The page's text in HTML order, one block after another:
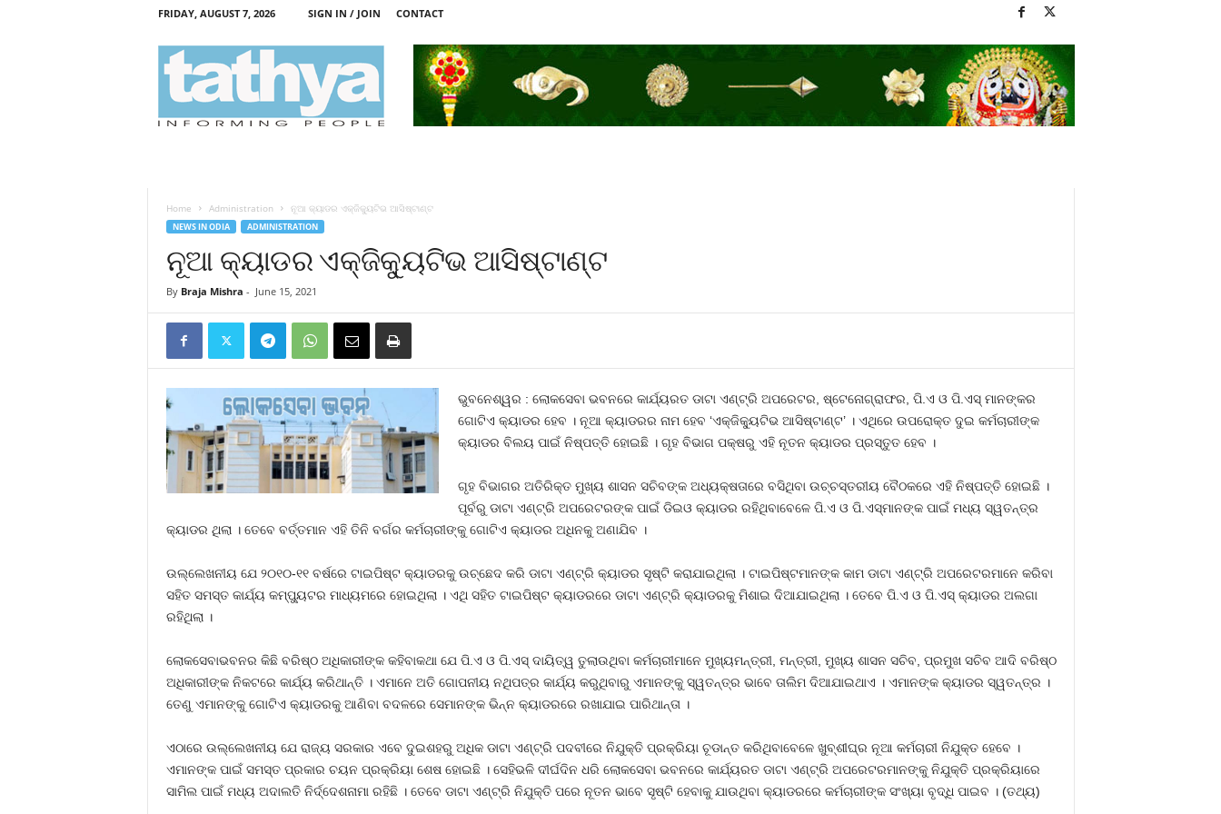
FRIDAY, AUGUST 7, 2026 SIGN IN / JOIN CONTACT
Home Administration ନୂଆ କ୍ୟାଡର ଏକ୍‍ଜିକ୍ୟୁଟିଭ ଆସିଷ୍ଟାଣ୍ଟ
NEWS IN ODIA ADMINISTRATION
ନୂଆ କ୍ୟାଡର ଏକ୍‍ଜିକ୍ୟୁଟିଭ ଆସିଷ୍ଟାଣ୍ଟ
By Braja Mishra - June 15, 2021
ଭୁବନେଶ୍ୱର : ଲୋକସେବା ଭବନରେ କାର୍ଯ୍ୟରତ ଡାଟା ଏଣ୍ଟ୍ରି ଅପରେଟର, ଷ୍ଟେନୋଗ୍ରାଫର, ପି.ଏ ଓ ପି.ଏସ୍‍ ମାନଙ୍କର
ଗୋଟିଏ କ୍ୟାଡର ହେବ । ନୂଆ କ୍ୟାଡରର ନାମ ହେବ ‘ଏକ୍‍ଜିକ୍ୟୁଟିଭ ଆସିଷ୍ଟାଣ୍ଟ’ । ଏଥିରେ ଉପରୋକ୍ତ ଦୁଇ କର୍ମଚାରୀଙ୍କ
କ୍ୟାଡର ବିଲୟ ପାଇଁ ନିଷ୍ପତ୍ତି ହୋଇଛି । ଗୃହ ବିଭାଗ ପକ୍ଷରୁ ଏହି ନୂତନ କ୍ୟାଡର ପ୍ରସ୍ତୁତ ହେବ ।
ଗୃହ ବିଭାଗର ଅତିରିକ୍ତ ମୁଖ୍ୟ ଶାସନ ସଚିବଙ୍କ ଅଧ୍ୟକ୍ଷତାରେ ବସିଥିବା ଉଚ୍ଚସ୍ତରୀୟ ବୈଠକରେ ଏହି ନିଷ୍ପତ୍ତି ହୋଇଛି ।
ପୂର୍ବରୁ ଡାଟା ଏଣ୍ଟ୍ରି ଅପରେଟରଙ୍କ ପାଇଁ ଡିଇଓ କ୍ୟାଡର ରହିଥିବାବେଳେ ପି.ଏ ଓ ପି.ଏସ୍‍ମାନଙ୍କ ପାଇଁ ମଧ୍ୟ ସ୍ୱତନ୍ତ୍ର
କ୍ୟାଡର ଥିଲା । ତେବେ ବର୍ତ୍ତମାନ ଏହି ତିନି ବର୍ଗର କର୍ମଚାରୀଙ୍କୁ ଗୋଟିଏ କ୍ୟାଡର ଅଧିନକୁ ଅଣାଯିବ ।
ଉଲ୍ଲେଖନୀୟ ଯେ ୨୦୧୦-୧୧ ବର୍ଷରେ ଟାଇପିଷ୍ଟ କ୍ୟାଡରକୁ ଉଚ୍ଛେଦ କରି ଡାଟା ଏଣ୍ଟ୍ରି କ୍ୟାଡର ସୃଷ୍ଟି କରାଯାଇଥିଲା । ଟାଇପିଷ୍ଟମାନଙ୍କ କାମ ଡାଟା ଏଣ୍ଟ୍ରି ଅପରେଟରମାନେ କରିବା
ସହିତ ସମସ୍ତ କାର୍ଯ୍ୟ କମ୍ପ୍ୟୁଟର ମାଧ୍ୟମରେ ହୋଇଥିଲା । ଏଥି ସହିତ ଟାଇପିଷ୍ଟ କ୍ୟାଡରରେ ଡାଟା ଏଣ୍ଟ୍ରି କ୍ୟାଡରକୁ ମିଶାଇ ଦିଆଯାଇଥିଲା । ତେବେ ପି.ଏ ଓ ପି.ଏସ୍‍ କ୍ୟାଡର ଅଲଗା
ରହିଥିଲା ।
ଲୋକସେବାଭବନର କିଛି ବରିଷ୍ଠ ଅଧିକାରୀଙ୍କ କହିବାକଥା ଯେ ପି.ଏ ଓ ପି.ଏସ୍‍ ଦାୟିତ୍ୱ ତୁଲାଉଥିବା କର୍ମଚାରୀମାନେ ମୁଖ୍ୟମନ୍ତ୍ରୀ, ମନ୍ତ୍ରୀ, ମୁଖ୍ୟ ଶାସନ ସଚିବ, ପ୍ରମୁଖ ସଚିବ ଆଦି ବରିଷ୍ଠ
ଅଧିକାରୀଙ୍କ ନିକଟରେ କାର୍ଯ୍ୟ କରିଥାନ୍ତି । ଏମାନେ ଅତି ଗୋପନୀୟ ନଥିପତ୍ର କାର୍ଯ୍ୟ କରୁଥିବାରୁ ଏମାନଙ୍କୁ ସ୍ୱତନ୍ତ୍ର ଭାବେ ତାଲିମ ଦିଆଯାଇଥାଏ । ଏମାନଙ୍କ କ୍ୟାଡର ସ୍ୱତନ୍ତ୍ର ।
ତେଣୁ ଏମାନଙ୍କୁ ଗୋଟିଏ କ୍ୟାଡରକୁ ଆଣିବା ବଦଳରେ ସେମାନଙ୍କ ଭିନ୍ନ କ୍ୟାଡରରେ ରଖାଯାଇ ପାରିଥାନ୍ତା ।
ଏଠାରେ ଉଲ୍ଲେଖନୀୟ ଯେ ରାଜ୍ୟ ସରକାର ଏବେ ଦୁଇଶହରୁ ଅଧିକ ଡାଟା ଏଣ୍ଟ୍ରି ପଦବୀରେ ନିଯୁକ୍ତି ପ୍ରକ୍ରିୟା ଚୂଡାନ୍ତ କରିଥିବାବେଳେ ଖୁବ୍‍ଶୀଘ୍ର ନୂଆ କର୍ମଚାରୀ ନିଯୁକ୍ତ ହେବେ ।
ଏମାନଙ୍କ ପାଇଁ ସମସ୍ତ ପ୍ରକାର ଚୟନ ପ୍ରକ୍ରିୟା ଶେଷ ହୋଇଛି । ସେହିଭଳି ଦୀର୍ଘଦିନ ଧରି ଲୋକସେବା ଭବନରେ କାର୍ଯ୍ୟରତ ଡାଟା ଏଣ୍ଟ୍ରି ଅପରେଟରମାନଙ୍କୁ ନିଯୁକ୍ତି ପ୍ରକ୍ରିୟାରେ
ସାମିଲ ପାଇଁ ମଧ୍ୟ ଅଦାଲତି ନିର୍ଦ୍ଦେଶନାମା ରହିଛି । ତେବେ ଡାଟା ଏଣ୍ଟ୍ରି ନିଯୁକ୍ତି ପରେ ନୂତନ ଭାବେ ସୃଷ୍ଟି ହେବାକୁ ଯାଉଥିବା କ୍ୟାଡରରେ କର୍ମଚାରୀଙ୍କ ସଂଖ୍ୟା ବୃଦ୍ଧି ପାଇବ । (ତଥ୍ୟ)